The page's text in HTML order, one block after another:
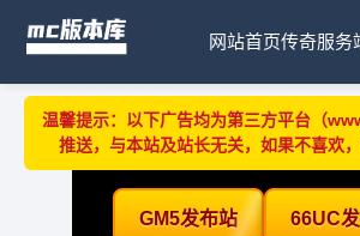
网站首页传奇服务
温馨提示：以下广告均为第三方平台（
推送，与本站及站长无关，如果不喜欢，